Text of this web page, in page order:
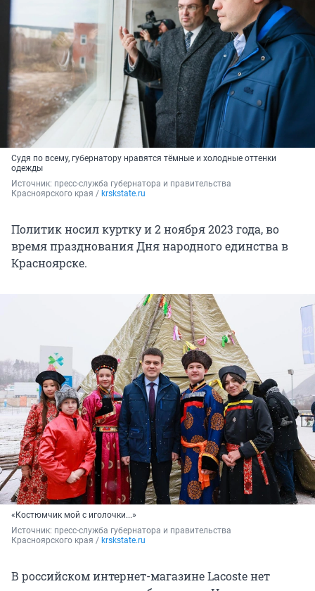
Судя по всему, губернатору нравятся тёмные и холодные оттенки
одежды
Источник: пресс-служба губернатора и правительства
Красноярского края / krskstate.ru
Политик носил куртку и 2 ноября 2023 года, во
время празднования Дня народного единства в
Красноярске.
«Костюмчик мой с иголочки...»
Источник: пресс-служба губернатора и правительства
Красноярского края / krskstate.ru
В российском интернет-магазине Lacoste нет